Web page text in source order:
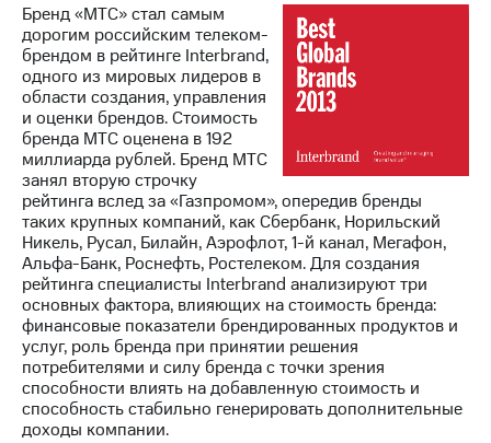
Бренд «МТС» стал самым
дорогим российским телеком-
брендом в рейтинге Interbrand,
одного из мировых лидеров в
области создания, управления
и оценки брендов. Стоимость
бренда МТС оценена в 192
миллиарда рублей. Бренд МТС
занял вторую строчку
рейтинга вслед за «Газпромом», опередив бренды
таких крупных компаний, как Сбербанк, Норильский
Никель, Русал, Билайн, Аэрофлот, 1-й канал, Мегафон,
Альфа-Банк, Роснефть, Ростелеком. Для создания
рейтинга специалисты Interbrand анализируют три
основных фактора, влияющих на стоимость бренда:
финансовые показатели брендированных продуктов и
услуг, роль бренда при принятии решения
потребителями и силу бренда с точки зрения
способности влиять на добавленную стоимость и
способность стабильно генерировать дополнительные
доходы компании.